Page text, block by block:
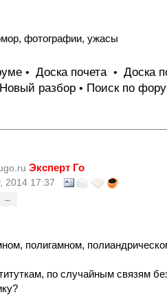
фотографии, ужасы
• Доска почета • Доска
Новый разбор • Поиск по
Эксперт Го
2014 17:37
–
полигамном,
по случайным связям